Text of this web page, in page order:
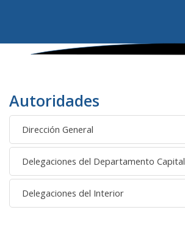
Autoridades
Dirección General
Delegaciones del Departamento Capital
Delegaciones del Interior